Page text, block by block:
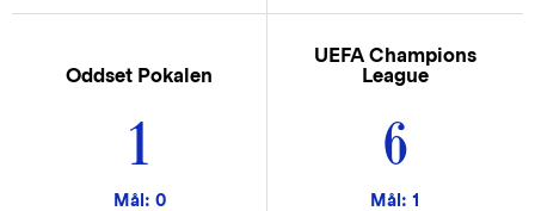
Oddset Pokalen
1
Mål: 0
UEFA Champions
League
6
Mål: 1